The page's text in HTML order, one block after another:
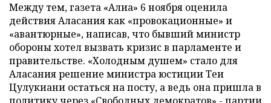
Между тем, газета «Алиа» 6 ноября оценила
действия Аласания как «провокационные» и
«авантюрные», написав, что бывший министр
обороны хотел вызвать кризис в парламенте и
правительстве. «Холодным душем» стало для
Аласания решение министра юстиции Теи
Цулукиани остаться на посту, а ведь она пришла в